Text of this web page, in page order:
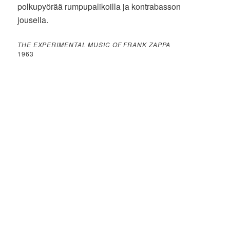
polkupyörää rumpupalikoilla ja kontrabasson
jousella.
THE EXPERIMENTAL MUSIC OF FRANK ZAPPA
1963